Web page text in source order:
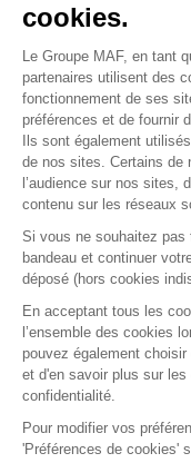
cookies.
Le Groupe MAF, en tant
partenaires utilisent des
fonctionnement de ses
préférences et de fournir
Ils sont également
de nos sites. Certains de
l’audience sur nos sites,
contenu sur les réseaux
Si vous ne souhaitez
bandeau et continuer
déposé (hors cookies
En acceptant tous les
l’ensemble des cookies
pouvez également
et d'en savoir plus sur
confidentialité.
Pour modifier vos
'Préférences de cookies'
RETROUVEZ-NOUS
Contact
Mentions
Procédure